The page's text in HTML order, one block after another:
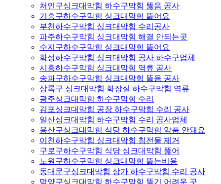
처인구싱크대막힘 하수구막힘 뚫음 공사
기흥구하수구막힘 싱크대막힘 뚫어요
부천하수구막힘 싱크대막힘 수리공사
파주하수구막힘 싱크대막힘 해결 안되는곳
수지구하수구막힘 싱크대막힘 뚫어요
화성하수구막힘 싱크대막힘 공사 하수구업체
시흥하수구막힘 싱크대막힘 역류 공사
송파구하수구막힘 싱크대막힘 뚫음 공사
상록구 싱크대막힘 화장실 하수구막힘 역류
광주싱크대막힘 하수구막힘 수리
김포싱크대막힘 공장 하수구막힘 수리 공사
일산싱크대막힘 하수구막힘 수리 공사업체
용산구싱크대막힘 식당 하수구막힘 약품 안돼요
이천하수구막힘 싱크대막힘 침전물 제거
구로구하수구막힘 식당 싱크대막힘 뚫어
노원구하수구막힘 싱크대막힘 뚫는비용
동대문구싱크대막힘 상가 하수구막힘 수리 공사
덕양구싱크대막힘 하수구막힘 뚫기 어려운 곳